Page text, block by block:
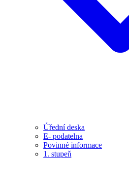
Úřední deska
E- podatelna
Povinné informace
1. stupeň